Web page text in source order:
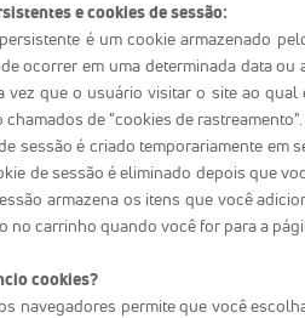
e cookies de sessão:
é um cookie armazenado
ocorrer em uma determinada data
vez que o usuário visitar o site ao
chamados de "cookies de rastreamento".
sessão é criado temporariamente em
de sessão é eliminado depois que
armazena os itens que você
no carrinho quando você for para a
cookies?
navegadores permite que você